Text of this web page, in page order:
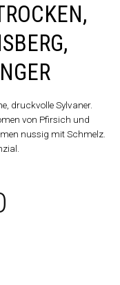
druckvolle Sylvaner.
von Pfirsich und
nussig mit Schmelz.